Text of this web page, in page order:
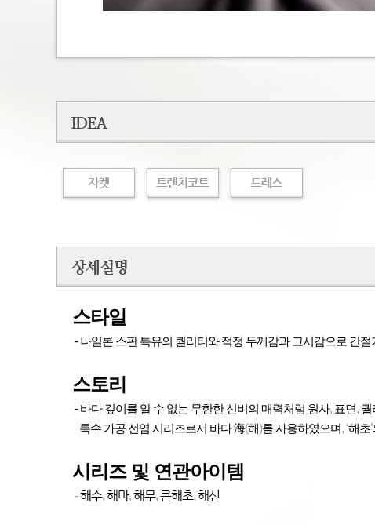
스타일
-나일론 스판 특유의 퀄리티와 적정 두께감과 고시감으로 간절
스토리
-바다 깊이를 알 수 없는 무한한 신비의 매력처럼 원사, 표면, 퀄
특수 가공 선염 시리즈로서 바다 海(해)를 사용하였으며, ‘해초’
시리즈 및 연관아이템
-해수,해마,해무,큰해초,해신